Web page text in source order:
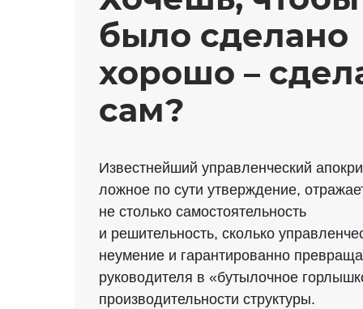
было сделано
хорошо –
сам?
Известнейший управленческий
ложное по сути утверждение,
не столько самостоятельность
и решительность, сколько
неумение и гарантированно
руководителя в «бутылочное
производительности структуры.